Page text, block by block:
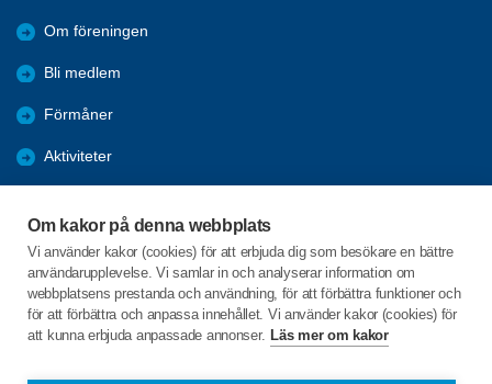
Om kakor på denna webbplats
Vi använder kakor (cookies) för att erbjuda dig som besökare en bättre
användarupplevelse. Vi samlar in och analyserar information om
webbplatsens prestanda och användning, för att förbättra funktioner och
för att förbättra och anpassa innehållet. Vi använder kakor (cookies) för
att kunna erbjuda anpassade annonser. Läs mer om kakor
Om föreningen
Bli medlem
Förmåner
Aktiviteter
ANSLAGSTAVLAN
Arkiv 2022-2025
C/o:Anita Lindberg